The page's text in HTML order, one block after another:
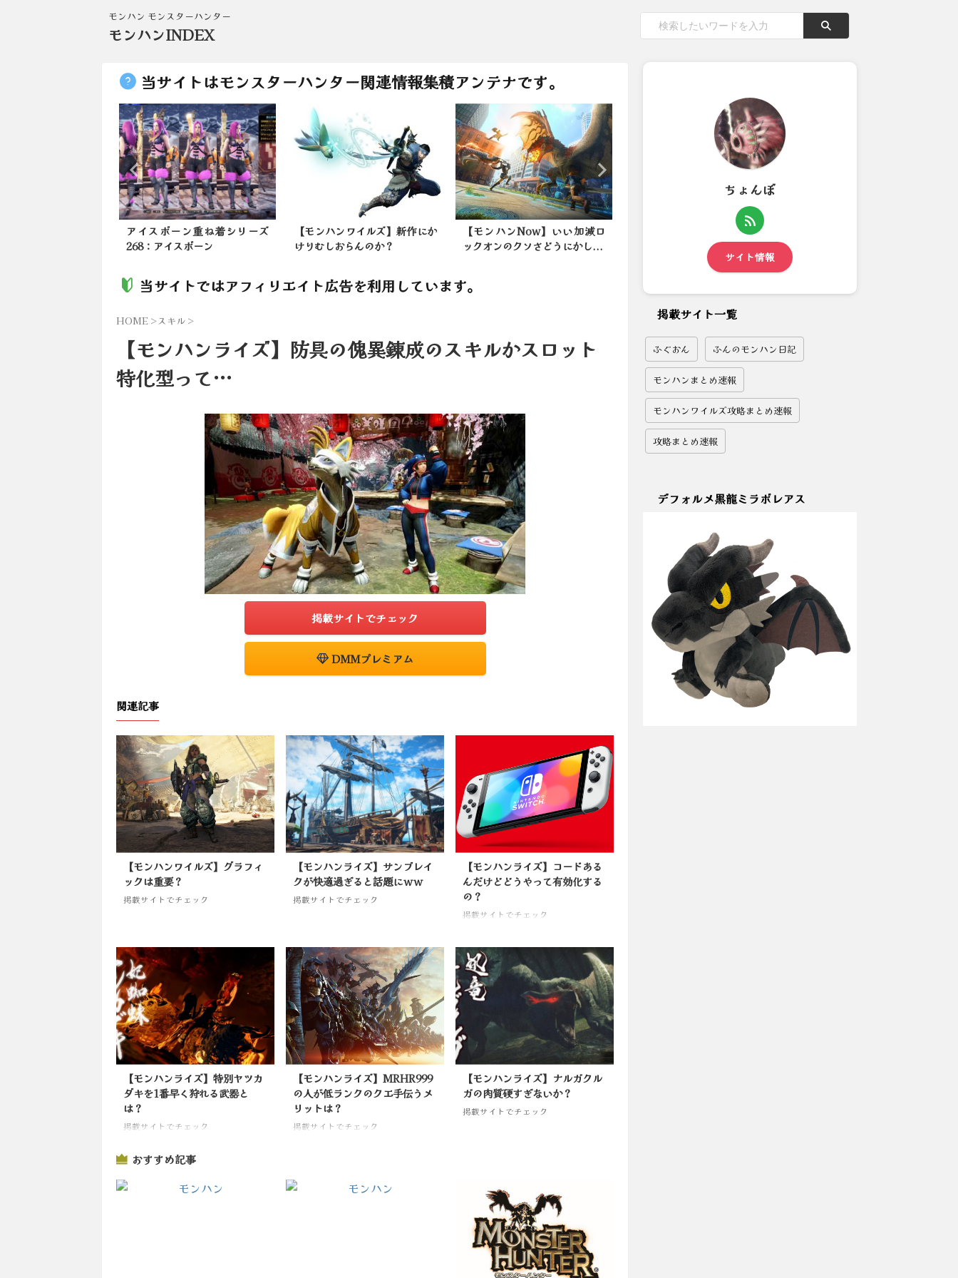
モンハン モンスターハンター
モンハンINDEX
当サイトはモンスターハンター関連情報集積アンテナです。
アイスボーン重ね着シリーズ
268：アイスボーン
【モンハンワイルズ】新作にか
けりむしおらんのか？
【モンハンNow】いい加減ロ
ックオンのクソさどうにかし...
【モンハンワイルズ】ガンス片
手にヘイトが集まる理由とは...
当サイトではアフィリエイト広告を利用しています。
HOME >スキル >
【モンハンライズ】防具の傀異錬成のスキルかスロット
特化型って…
掲載サイトでチェック
DMMプレミアム
関連記事
【モンハンワイルズ】グラフィ
ックは重要？
掲載サイトでチェック
【モンハンライズ】サンブレイ
クが快適過ぎると話題にｗｗ
掲載サイトでチェック
【モンハンライズ】コードある
んだけどどうやって有効化する
の？
掲載サイトでチェック
【モンハンライズ】特別ヤツカ
ダキを1番早く狩れる武器と
は？
掲載サイトでチェック
【モンハンライズ】MRHR999
の人が低ランクのクエ手伝うメ
リットは？
掲載サイトでチェック
【モンハンライズ】ナルガクル
ガの肉質硬すぎないか？
掲載サイトでチェック
おすすめ記事
ちょんぼ
サイト情報
掲載サイト一覧
ふぐおん ふんのモンハン日記
モンハンまとめ速報
モンハンワイルズ攻略まとめ速報
攻略まとめ速報
デフォルメ黒龍ミラボレアス